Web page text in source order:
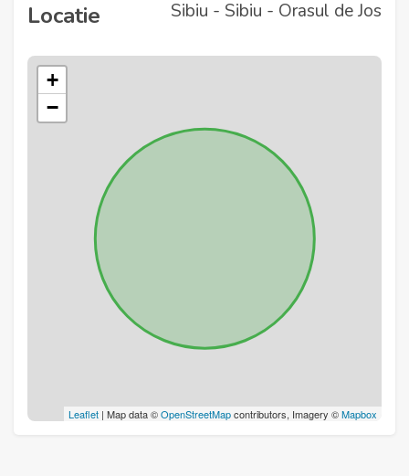
Locatie Sibiu - Sibiu - Orasul de Jos
+
−
Leaflet | Map data ©OpenStreetMapcontributors, Imagery ©Mapbox